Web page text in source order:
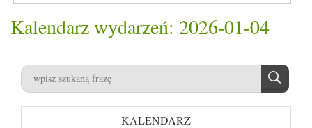
Kalendarz wydarzeń: 2026-01-04
KALENDARZ